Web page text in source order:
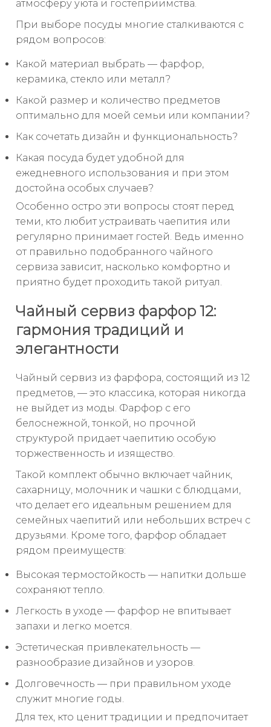
атмосферу уюта и гостеприимства.
При выборе посуды многие сталкиваются с
рядом вопросов:
Какой материал выбрать — фарфор,
керамика, стекло или металл?
Какой размер и количество предметов
оптимально для моей семьи или компании?
Как сочетать дизайн и функциональность?
Какая посуда будет удобной для
ежедневного использования и при этом
достойна особых случаев?
Особенно остро эти вопросы стоят перед
теми, кто любит устраивать чаепития или
регулярно принимает гостей. Ведь именно
от правильно подобранного чайного
сервиза зависит, насколько комфортно и
приятно будет проходить такой ритуал.
Чайный сервиз фарфор 12:
гармония традиций и
элегантности
Чайный сервиз из фарфора, состоящий из 12
предметов, — это классика, которая никогда
не выйдет из моды. Фарфор с его
белоснежной, тонкой, но прочной
структурой придает чаепитию особую
торжественность и изящество.
Такой комплект обычно включает чайник,
сахарницу, молочник и чашки с блюдцами,
что делает его идеальным решением для
семейных чаепитий или небольших встреч с
друзьями. Кроме того, фарфор обладает
рядом преимуществ:
Высокая термостойкость — напитки дольше
сохраняют тепло.
Легкость в уходе — фарфор не впитывает
запахи и легко моется.
Эстетическая привлекательность —
разнообразие дизайнов и узоров.
Долговечность — при правильном уходе
служит многие годы.
Для тех, кто ценит традиции и предпочитает